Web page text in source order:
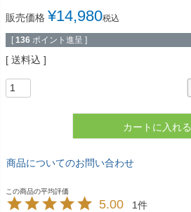
販売価格 ¥14,980税込
[ 136 ポイント進呈 ]
送料込
カートに入れる
商品についてのお問い合わせ
5.00 1